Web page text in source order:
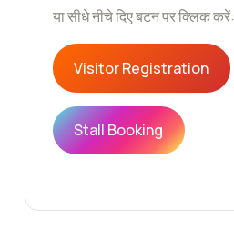
या सीधे नीचे दिए बटन पर क्लिक करें:
Visitor Registration
Stall Booking